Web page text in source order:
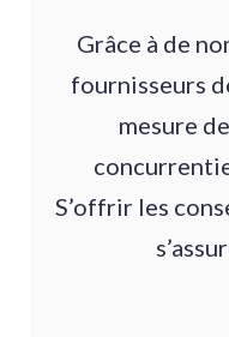
Grâce à de
fournisseurs
mesure
S’offrir les